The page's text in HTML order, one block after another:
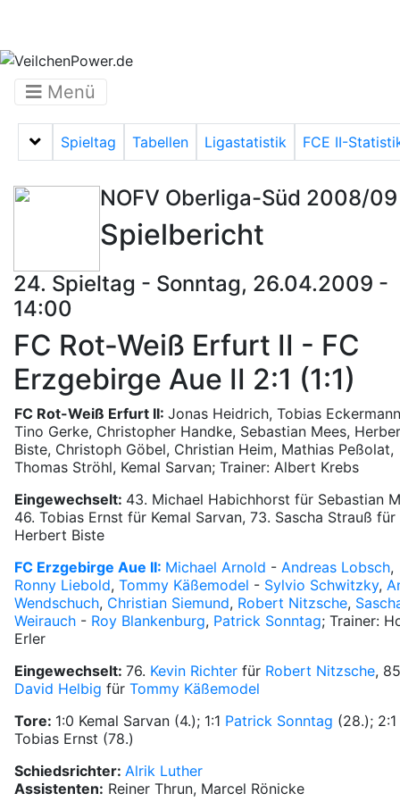
Menü
Menü auf-/zuklappen
Spieltag Tabellen Ligastatistik FCE II-
NOFV Oberliga-Süd 2008/09
Spielbericht
24. Spieltag - Sonntag, 26.04.2009 -
14:00
FC Rot-Weiß Erfurt II - FC
Erzgebirge Aue II 2:1 (1:1)
FC Rot-Weiß Erfurt II: Jonas Heidrich, Tobias
Tino Gerke, Christopher Handke, Sebastian Mees,
Biste, Christoph Göbel, Christian Heim, Mathias Peßolat,
Thomas Ströhl, Kemal Sarvan; Trainer: Albert Krebs
Eingewechselt: 43. Michael Habichhorst für Sebastian
46. Tobias Ernst für Kemal Sarvan, 73. Sascha Strauß für
Herbert Biste
FC Erzgebirge Aue II: Michael Arnold - Andreas Lobsch,
Ronny Liebold, Tommy Käßemodel - Sylvio Schwitzky,
Wendschuch, Christian Siemund, Robert Nitzsche,
Weirauch - Roy Blankenburg, Patrick Sonntag; Trainer:
Erler
Eingewechselt: 76. Kevin Richter für Robert Nitzsche,
David Helbig für Tommy Käßemodel
Tore: 1:0 Kemal Sarvan (4.); 1:1 Patrick Sonntag (28.); 2:1
Tobias Ernst (78.)
Schiedsrichter: Alrik Luther
Assistenten: Reiner Thrun, Marcel Rönicke